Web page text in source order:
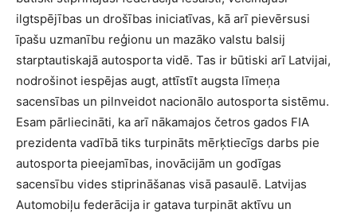
ilgtspējības un drošības iniciatīvas, kā arī pievērsusi
īpašu uzmanību reģionu un mazāko valstu balsij
starptautiskajā autosporta vidē. Tas ir būtiski arī Latvijai,
nodrošinot iespējas augt, attīstīt augsta līmeņa
sacensības un pilnveidot nacionālo autosporta sistēmu.
Esam pārliecināti, ka arī nākamajos četros gados FIA
prezidenta vadībā tiks turpināts mērķtiecīgs darbs pie
autosporta pieejamības, inovācijām un godīgas
sacensību vides stiprināšanas visā pasaulē. Latvijas
Automobiļu federācija ir gatava turpināt aktīvu un